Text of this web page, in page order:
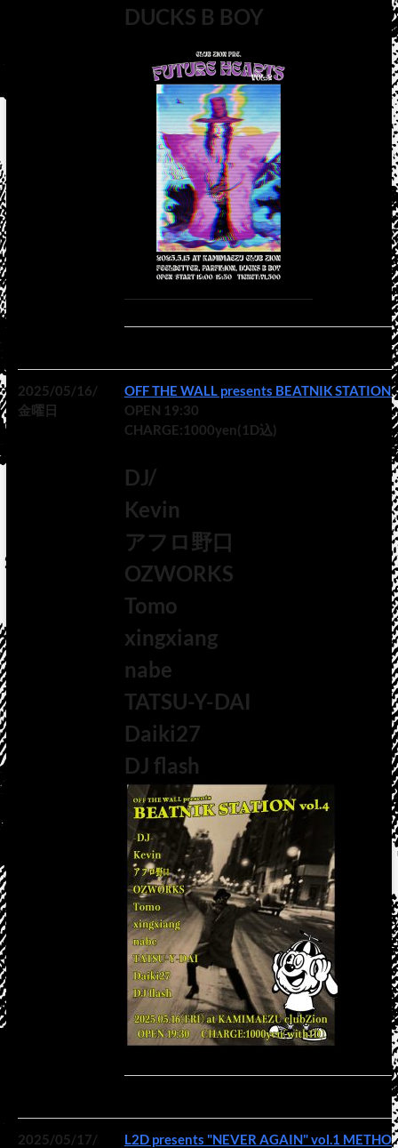
DUCKS B BOY
2025/05/16/
金曜日
OFF THE WALL presents BEATNIK STATION
OPEN 19:30
CHARGE:1000yen(1D込)
DJ/
Kevin
アフロ野口
OZWORKS
Tomo
xingxiang
nabe
TATSU-Y-DAI
Daiki27
DJ flash
2025/05/17/
L2D presents "NEVER AGAIN" vol.1